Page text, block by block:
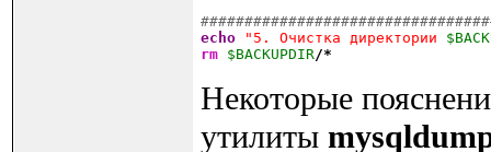
echo
"5. Очистка директории
rm $BACKUPDIR/*
Некоторые
утилиты